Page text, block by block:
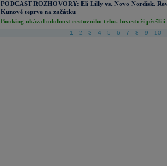
PODCAST ROZHOVORY: Eli Lilly vs. Novo Nordisk.
Kunové teprve na začátku
Booking ukázal odolnost cestovního trhu. Investoři přešli i
1 2 3 4 5 6 7 8 9 10